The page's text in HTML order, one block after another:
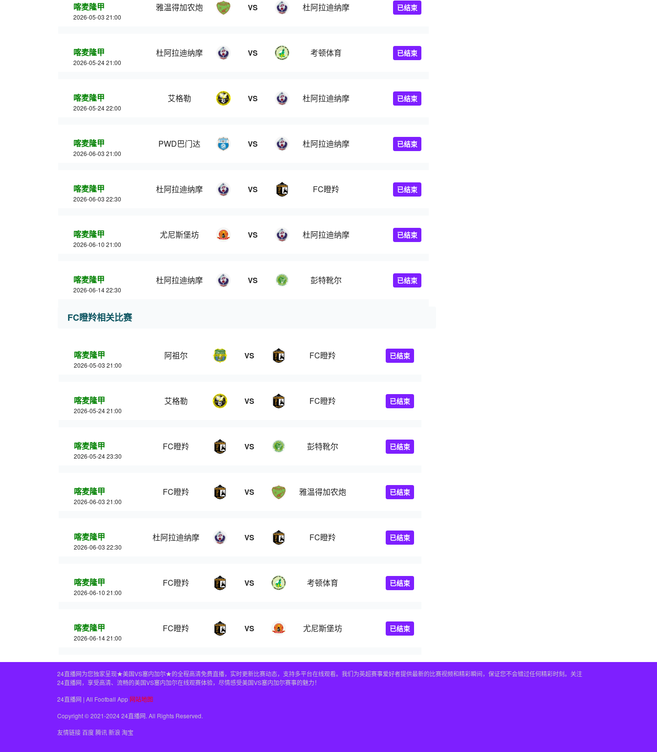
喀麦隆甲
2026-05-03 21:00
雅温得加农炮 VS 杜阿拉迪纳摩 已结束
喀麦隆甲
2026-05-24 21:00
杜阿拉迪纳摩 VS 考顿体育 已结束
喀麦隆甲
2026-05-24 22:00
艾格勒 VS 杜阿拉迪纳摩 已结束
喀麦隆甲
2026-06-03 21:00
PWD巴门达 VS 杜阿拉迪纳摩 已结束
喀麦隆甲
2026-06-03 22:30
杜阿拉迪纳摩 VS FC瞪羚 已结束
喀麦隆甲
2026-06-10 21:00
尤尼斯堡坊 VS 杜阿拉迪纳摩 已结束
喀麦隆甲
2026-06-14 22:30
杜阿拉迪纳摩 VS 彭特靴尔 已结束
FC瞪羚相关比赛
喀麦隆甲
2026-05-03 21:00
阿祖尔 VS FC瞪羚 已结束
喀麦隆甲
2026-05-24 21:00
艾格勒 VS FC瞪羚 已结束
喀麦隆甲
2026-05-24 23:30
FC瞪羚 VS 彭特靴尔 已结束
喀麦隆甲
2026-06-03 21:00
FC瞪羚 VS 雅温得加农炮 已结束
喀麦隆甲
2026-06-03 22:30
杜阿拉迪纳摩 VS FC瞪羚 已结束
喀麦隆甲
2026-06-10 21:00
FC瞪羚 VS 考顿体育 已结束
喀麦隆甲
2026-06-14 21:00
FC瞪羚 VS 尤尼斯堡坊 已结束
24直播网为您独家呈现★美国VS塞内加尔★的全程高清免费直播，实时更新比赛动态，支持多平台在线观看。我们为英超赛事爱好者提供最新的比赛视频和精彩瞬间，保证您不会错过任何精彩时刻。关注
24直播网，享受高清、流畅的美国VS塞内加尔在线观赛体验，尽情感受美国VS塞内加尔赛事的魅力！
24直播网 | All Football App 网站地图
Copyright © 2021-2024 24直播网. All Rights Reserved.
友情链接百度腾讯新浪 淘宝